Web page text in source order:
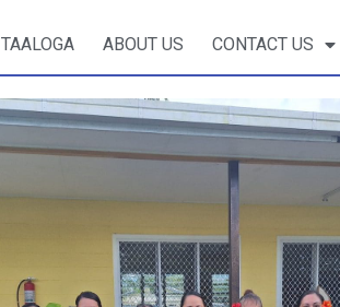
TAALOGA ABOUT US CONTACT US